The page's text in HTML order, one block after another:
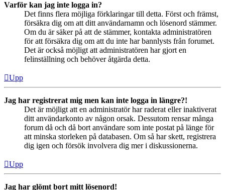
Varför kan jag inte logga in?
Det finns flera möjliga förklaringar till detta. Först och främst,
försäkra dig om att ditt användarnamn och lösenord stämmer.
Om du är säker på att de stämmer, kontakta administratören
för att försäkra dig om att du inte har bannlysts från forumet.
Det är också möjligt att administratören har gjort en
felinställning och behöver åtgärda detta.
Upp
Jag har registrerat mig men kan inte logga in längre?!
Det är möjligt att en administratör har raderat eller inaktiverat
ditt användarkonto av någon orsak. Dessutom rensar många
forum då och då bort användare som inte postat på länge för
att minska storleken på databasen. Om så har skett, registrera
dig igen och försök involvera dig mer i diskussionerna.
Upp
Jag har glömt bort mitt lösenord!